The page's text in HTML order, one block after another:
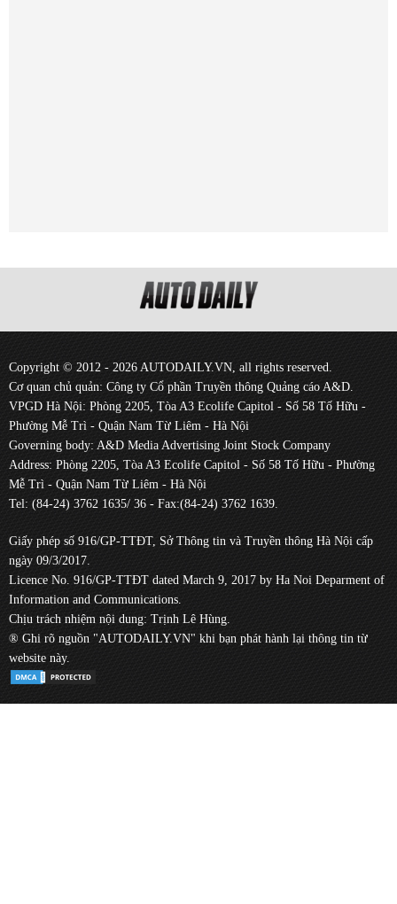
Copyright © 2012 - 2026 AUTODAILY.VN, all rights reserved.
Cơ quan chủ quản: Công ty Cổ phần Truyền thông Quảng cáo A&D.
VPGD Hà Nội: Phòng 2205, Tòa A3 Ecolife Capitol - Số 58 Tố Hữu -
Phường Mễ Trì - Quận Nam Từ Liêm - Hà Nội
Governing body: A&D Media Advertising Joint Stock Company
Address: Phòng 2205, Tòa A3 Ecolife Capitol - Số 58 Tố Hữu - Phường
Mễ Trì - Quận Nam Từ Liêm - Hà Nội
Tel: (84-24) 3762 1635/ 36 - Fax:(84-24) 3762 1639.
Giấy phép số 916/GP-TTĐT, Sở Thông tin và Truyền thông Hà Nội cấp
ngày 09/3/2017.
Licence No. 916/GP-TTĐT dated March 9, 2017 by Ha Noi Deparment of
Information and Communications.
Chịu trách nhiệm nội dung: Trịnh Lê Hùng.
® Ghi rõ nguồn "AUTODAILY.VN" khi bạn phát hành lại thông tin từ
website này.